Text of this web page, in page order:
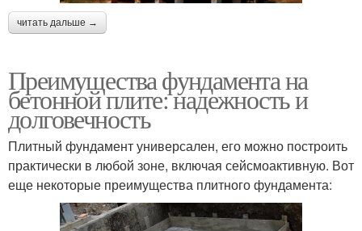
читать дальше →
Преимущества фундамента на
бетонной плите: надежность и
долговечность
Плитный фундамент универсален, его можно построить
практически в любой зоне, включая сейсмоактивную. Вот
еще некоторые преимущества плитного фундамента: